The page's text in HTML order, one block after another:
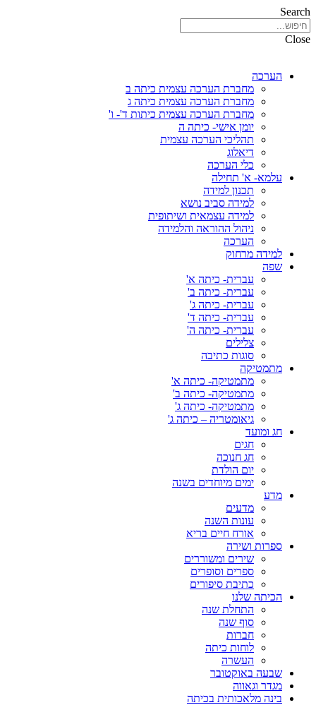
Search
Close
הערכה
מחברת הערכה עצמית כיתה ב
מחברת הערכה עצמית כיתה ג
מחברת הערכה עצמית כיתות ד'- ו'
יומן אישי- כיתה ה
תהליכי הערכה עצמית
דיאלוג
כלי הערכה
עלמא- א' תחילה
תכנון למידה
למידה סביב נושא
למידה עצמאית ושיתופית
ניהול ההוראה והלמידה
הערכה
למידה מרחוק
שפה
עברית- כיתה א'
עברית- כיתה ב'
עברית- כיתה ג'
עברית- כיתה ד'
עברית- כיתה ה'
צלילים
סוגות כתיבה
מתמטיקה
מתמטיקה- כיתה א'
מתמטיקה- כיתה ב'
מתמטיקה- כיתה ג'
גיאומטריה – כיתה ג'
חג ומועד
חגים
חג חנוכה
יום הולדת
ימים מיוחדים בשנה
מדע
מדעים
עונות השנה
אורח חיים בריא
ספרות ושירה
שירים ומשוררים
ספרים וסופרים
כתיבת סיפורים
הכיתה שלנו
התחלת שנה
סוף שנה
חברות
לוחות כיתה
העשרה
שבעה באוקטובר
מגדר וגאווה
בינה מלאכותית בכיתה